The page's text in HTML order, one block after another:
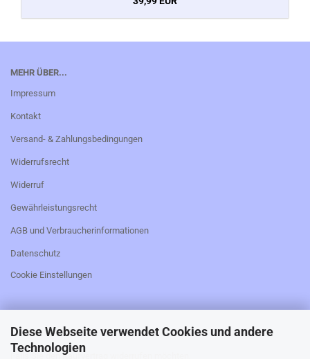
Diese Webseite verwendet Cookies und andere
Technologien
MEHR ÜBER...
Impressum
Kontakt
Versand- & Zahlungsbedingungen
Widerrufsrecht
Widerruf
Gewährleistungsrecht
AGB und Verbraucherinformationen
Datenschutz
Cookie Einstellungen
_________________________________________________
Falls Sie den Kaufvertrag widerrufen möchten,